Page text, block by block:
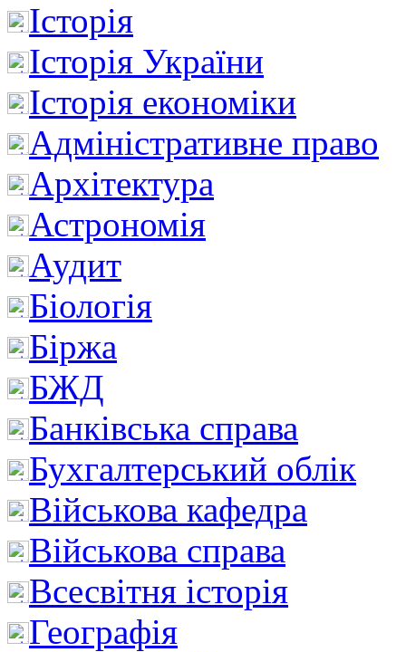
Історія
Історія України
Історія економіки
Адміністративне право
Архітектура
Астрономія
Аудит
Біологія
Біржа
БЖД
Банківська справа
Бухгалтерський облік
Військова кафедра
Військова справа
Всесвітня історія
Географія